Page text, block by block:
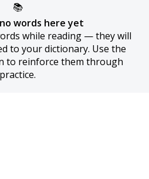
📚
words here yet
while reading — they will
to your dictionary. Use the
to reinforce them through
practice.